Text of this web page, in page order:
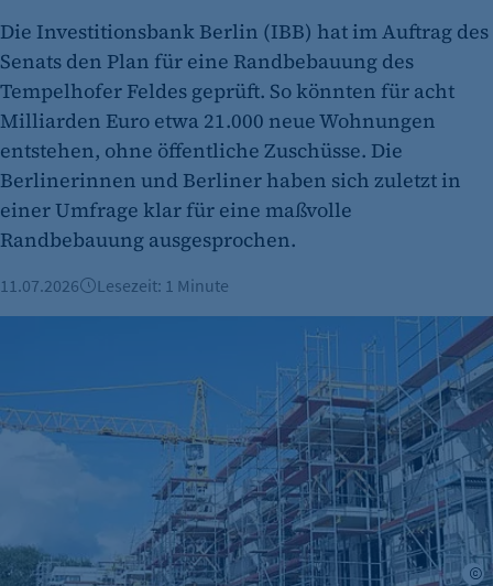
Die Investitionsbank Berlin (IBB) hat im Auftrag des
Senats den Plan für eine Randbebauung des
Tempelhofer Feldes geprüft. So könnten für acht
Milliarden Euro etwa 21.000 neue Wohnungen
entstehen, ohne öffentliche Zuschüsse. Die
Berlinerinnen und Berliner haben sich zuletzt in
einer Umfrage klar für eine maßvolle
Randbebauung ausgesprochen.
11.07.2026 Lesezeit: 1 Minute
50.000 neue Wohnungen dank Ausbau und Aufstockung